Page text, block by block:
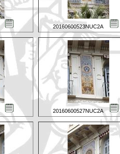
20160600523NUC2A
20160600527NUC2A